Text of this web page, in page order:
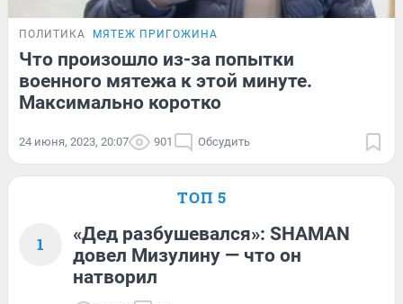
ПОЛИТИКА МЯТЕЖ ПРИГОЖИНА
Что произошло из-за попытки
военного мятежа к этой минуте.
Максимально коротко
24 июня, 2023, 20:07 901 Обсудить
ТОП 5
1
«Дед разбушевался»: SHAMAN
довел Мизулину — что он
натворил